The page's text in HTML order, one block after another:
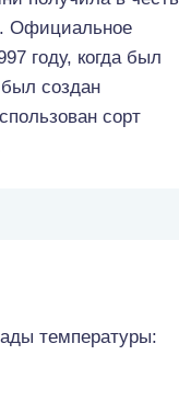
Официальное
году, когда был
создан
сорт
температуры: